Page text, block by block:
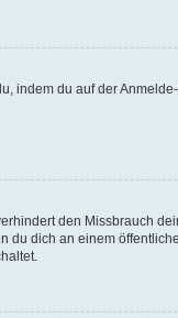
indem du auf der
den Missbrauch
du dich an einem